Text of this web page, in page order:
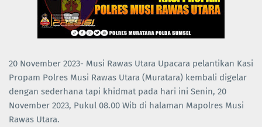
20 November 2023- Musi Rawas Utara Upacara pelantikan Kasi
Propam Polres Musi Rawas Utara (Muratara) kembali digelar
dengan sederhana tapi khidmat pada hari ini Senin, 20
November 2023, Pukul 08.00 Wib di halaman Mapolres Musi
Rawas Utara.